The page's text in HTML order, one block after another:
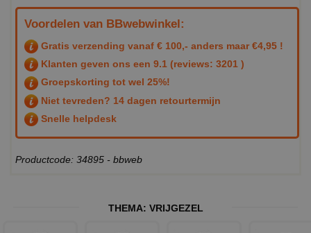
Voordelen van BBwebwinkel:
Gratis verzending vanaf € 100,- anders maar €4,95 !
Klanten geven ons een 9.1 (reviews: 3201 )
Groepskorting tot wel 25%!
Niet tevreden? 14 dagen retourtermijn
Snelle helpdesk
Productcode: 34895 - bbweb
THEMA: VRIJGEZEL